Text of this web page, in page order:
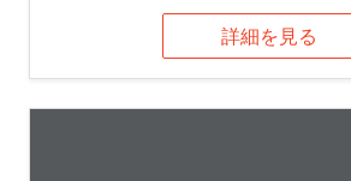
詳細を見る